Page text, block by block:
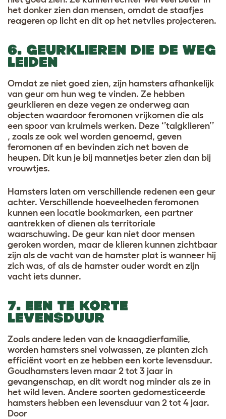
het donker zien dan mensen, omdat de staafjes
reageren op licht en dit op het netvlies projecteren.
6. GEURKLIEREN DIE DE WEG
LEIDEN
Omdat ze niet goed zien, zijn hamsters afhankelijk
van geur om hun weg te vinden. Ze hebben
geurklieren en deze vegen ze onderweg aan
objecten waardoor feromonen vrijkomen die als
een spoor van kruimels werken. Deze ‘’talgklieren’’
, zoals ze ook wel worden genoemd, geven
feromonen af en bevinden zich net boven de
heupen. Dit kun je bij mannetjes beter zien dan bij
vrouwtjes.
Hamsters laten om verschillende redenen een geur
achter. Verschillende hoeveelheden feromonen
kunnen een locatie bookmarken, een partner
aantrekken of dienen als territoriale
waarschuwing. De geur kan niet door mensen
geroken worden, maar de klieren kunnen zichtbaar
zijn als de vacht van de hamster plat is wanneer hij
zich was, of als de hamster ouder wordt en zijn
vacht iets dunner.
7. EEN TE KORTE
LEVENSDUUR
Zoals andere leden van de knaagdierfamilie,
worden hamsters snel volwassen, ze planten zich
efficiënt voort en ze hebben een korte levensduur.
Goudhamsters leven maar 2 tot 3 jaar in
gevangenschap, en dit wordt nog minder als ze in
het wild leven. Andere soorten gedomesticeerde
hamsters hebben een levensduur van 2 tot 4 jaar.
Door